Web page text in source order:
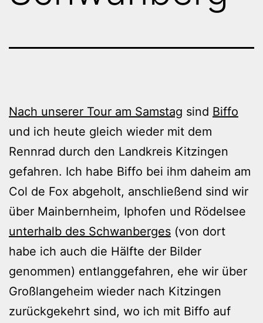
Nach unserer Tour am Samstag sind Biffo
und ich heute gleich wieder mit dem
Rennrad durch den Landkreis Kitzingen
gefahren. Ich habe Biffo bei ihm daheim am
Col de Fox abgeholt, anschließend sind wir
über Mainbernheim, Iphofen und Rödelsee
unterhalb des Schwanberges (von dort
habe ich auch die Hälfte der Bilder
genommen) entlanggefahren, ehe wir über
Großlangeheim wieder nach Kitzingen
zurückgekehrt sind, wo ich mit Biffo auf